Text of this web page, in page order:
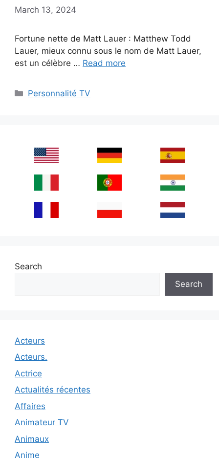
March 13, 2024
Fortune nette de Matt Lauer : Matthew Todd
Lauer, mieux connu sous le nom de Matt Lauer,
est un célèbre … Read more
Categories
Personnalité TV
Search
Search
Acteurs
Acteurs.
Actrice
Actualités récentes
Affaires
Animateur TV
Animaux
Anime